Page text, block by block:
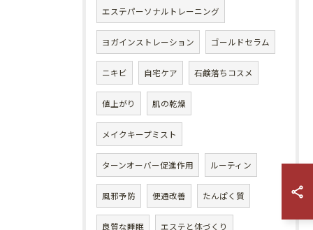
エステパーソナルトレーニング
ヨガインストレーション ゴールドセラム
ニキビ 自宅ケア 石鹸落ちコスメ
値上がり 肌の乾燥
メイクキープミスト
ターンオーバー促進作用 ルーティン
風邪予防 便通改善 たんぱく質
良質な睡眠 エステと体づくり